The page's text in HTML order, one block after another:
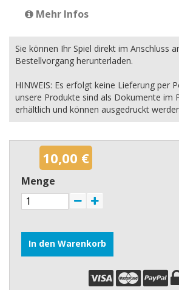
Mehr Infos
Sie können Ihr Spiel direkt im Anschluss
Bestellvorgang herunterladen.
HINWEIS: Es erfolgt keine Lieferung per
unsere Produkte sind als Dokumente im
erhältlich und können ausgedruckt
10,00 €
Menge
In den Warenkorb